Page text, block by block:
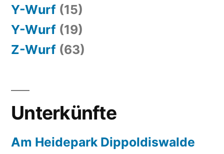
Y-Wurf (15)
Y-Wurf (19)
Z-Wurf (63)
Unterkünfte
Am Heidepark Dippoldiswalde